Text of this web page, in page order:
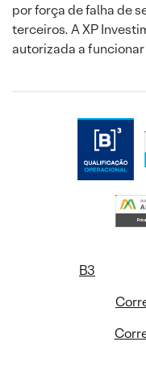
por força de falha de
terceiros. A XP
autorizada a
B3